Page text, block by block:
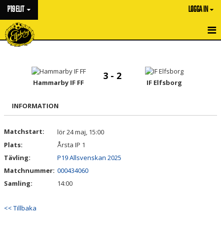
P19 ELIT LOGGA IN
HEM
NYHETER
MATCHER
TRUPPEN
BILDGALLERI
Hammarby IF FF
3 - 2
IF Elfsborg
INFORMATION
Matchstart:
lör 24 maj, 15:00
Plats:
Årsta IP 1
Tävling:
P19 Allsvenskan 2025
Matchnummer: 000434060
Samling:
14:00
<< Tillbaka